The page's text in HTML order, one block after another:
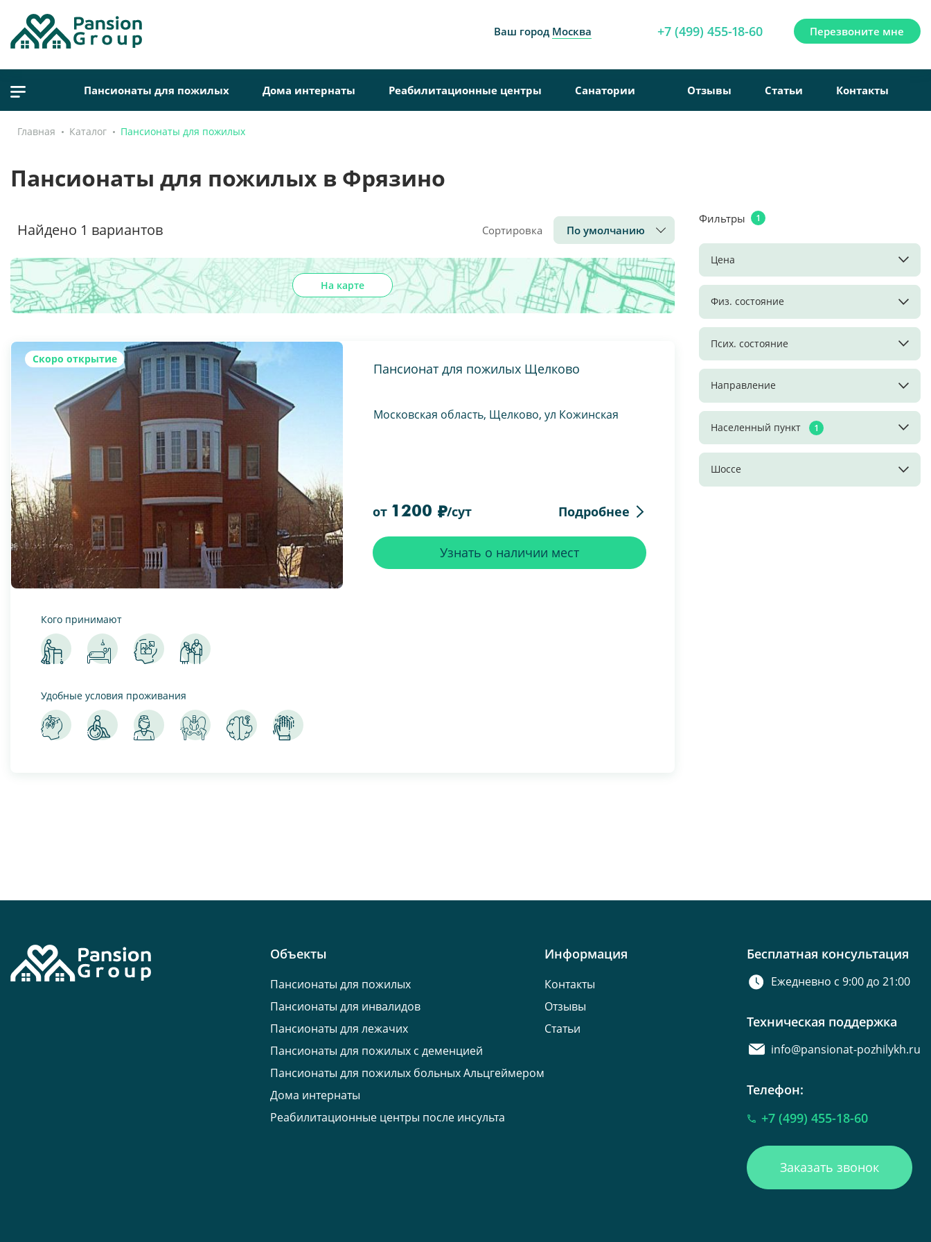
Ваш город Москва +7 (499) 455-18-60 Перезвоните мне
Пансионаты для пожилых Дома интернаты Реабилитационные центры Санатории Отзывы Статьи Контакты
Фильтры 1
Цена
Физ. состояние
Псих. состояние
Направление
Населенный пункт 1
Шоссе
Главная Каталог Пансионаты для пожилых
Пансионаты для пожилых в Фрязино
Найдено 1 вариантов Сортировка По умолчанию
На карте
Скоро открытие
Пансионат для пожилых Щелково
Московская область, Щелково, ул Кожинская
от 1200 /сут Подробнее
Узнать о наличии мест
Кого принимают
Удобные условия проживания
Объекты
Пансионаты для пожилых
Пансионаты для инвалидов
Пансионаты для лежачих
Пансионаты для пожилых с деменцией
Пансионаты для пожилых больных Альцгеймером
Дома интернаты
Реабилитационные центры после инсульта
Информация
Контакты
Отзывы
Статьи
Бесплатная консультация
Ежедневно с 9:00 до 21:00
Техническая поддержка
info@pansionat-pozhilykh.ru
Телефон:
+7 (499) 455-18-60
Заказать звонок